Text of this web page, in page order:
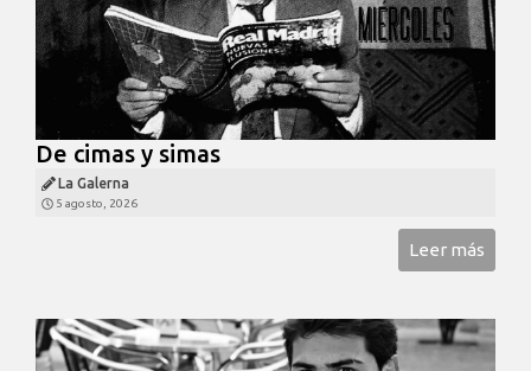
De cimas y simas
La Galerna
5 agosto, 2026
Leer más